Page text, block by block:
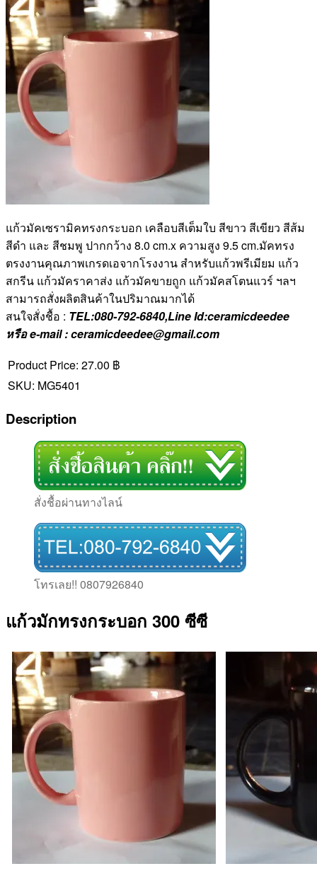
แก้วมัคเซรามิคทรงกระบอก เคลือบสีเต็มใบ สีขาว สีเขียว สีส้ม
สีดำ และ สีชมพู ปากกว้าง 8.0 cm.x ความสูง 9.5 cm.มัคทรง
ตรงงานคุณภาพเกรดเอจากโรงงาน สำหรับแก้วพรีเมียม แก้ว
สกรีน แก้วมัคราคาส่ง แก้วมัคขายถูก แก้วมัคสโตนแวร์ ฯลฯ
สามารถสั่งผลิตสินค้าในปริมาณมากได้
สนใจสั่งชื้อ : TEL:080-792-6840,Line Id:ceramicdeedee
หรือ e-mail : ceramicdeedee@gmail.com
Product Price: 27.00 ฿
SKU: MG5401
Description
สั่งชื้อผ่านทางไลน์
โทรเลย!! 0807926840
แก้วมักทรงกระบอก 300 ซีซี